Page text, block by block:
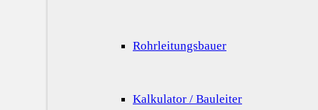
Rohrleitungsbauer
Kalkulator / Bauleiter